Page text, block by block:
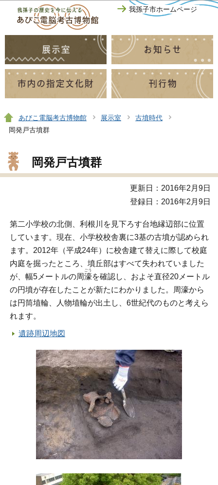
このページの本文へ移動我孫子市ホームページ
あびこ電脳考古博物館 展示室
古墳時代
岡発戸古墳群
岡発戸古墳群
更新日：2016年2月9日
登録日：2016年2月9日
第二小学校の北側、利根川を見下ろす台地縁辺部に位置
しています。現在、小学校校舎裏に3基の古墳が認められ
ます。2012年（平成24年）に校舎建て替えに際して校庭
内庭を掘ったところ、墳丘部はすべて失われていました
が、幅5メートルの周濠
ごう
を確認し、およそ直径20メートル
の円墳が存在したことが新たにわかりました。周濠から
は円筒埴輪、人物埴輪が出土し、6世紀代のものと考えら
れます。
遺跡周辺地図